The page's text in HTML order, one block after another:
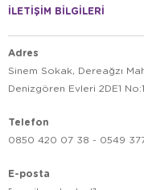
İLETİŞİM BİLGİLERİ
Adres
Sinem Sokak, Dereağzı
Denizgören Evleri 2DE1
Telefon
0850 420 07 38 - 0549 377
E-posta